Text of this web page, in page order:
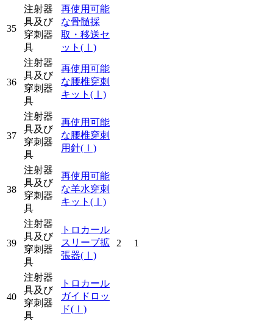
35
注射器
具及び
穿刺器
具
再使用可能
な骨髄採
取・移送セ
ット (Ⅰ)
36
注射器
具及び
穿刺器
具
再使用可能
な腰椎穿刺
キット (Ⅰ)
37
注射器
具及び
穿刺器
具
再使用可能
な腰椎穿刺
用針(Ⅰ)
38
注射器
具及び
穿刺器
具
再使用可能
な羊水穿刺
キット (Ⅰ)
39
注射器
具及び
穿刺器
具
トロカール
スリーブ拡
張器(Ⅰ)
2 1
40
注射器
具及び
穿刺器
具
トロカール
ガイドロッ
ド(Ⅰ)